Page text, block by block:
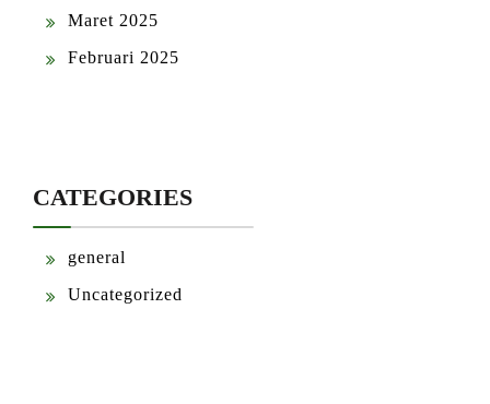
Maret 2025
Februari 2025
CATEGORIES
general
Uncategorized